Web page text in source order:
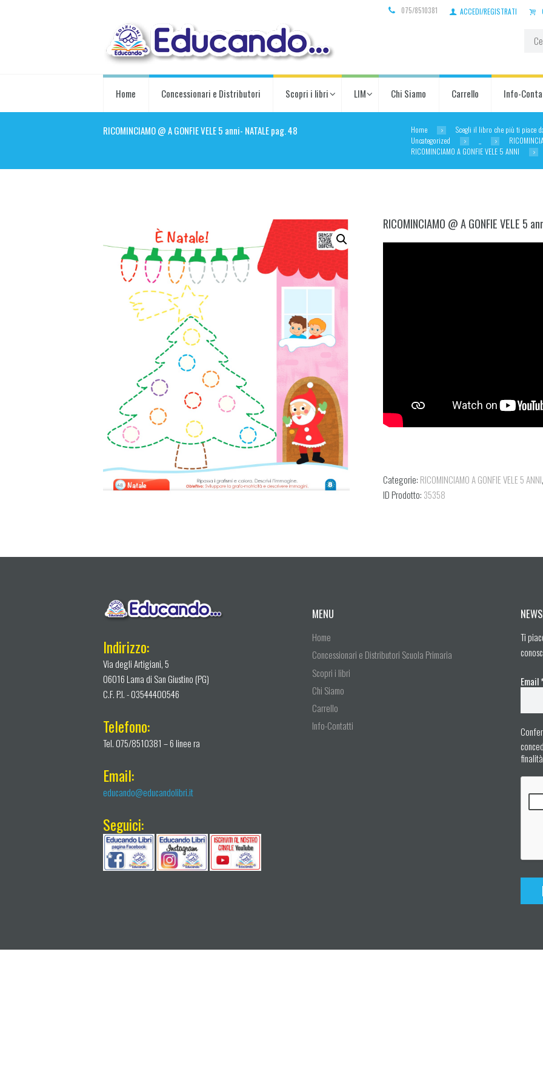
075/8510381 ACCEDI/REGISTRATI
Home Concessionari e Distributori Scopri i libri LIM Chi Siamo Carrello Info-
RICOMINCIAMO @ A GONFIE VELE 5 anni- NATALE pag. 48 Home Scegli il libro che più ti piace
Uncategorized
RICOMINCIAMO A GONFIE VELE 5 ANNI
RICOMINCIAMO @ A GONFIE VELE 5
Categorie: RICOMINCIAMO A GONFIE VELE 5 ANNI,
ID Prodotto: 35358
Indirizzo:
Via degli Artigiani, 5
06016 Lama di San Giustino (PG)
C.F. P.I. - 03544400546
Telefono:
Tel. 075/8510381 – 6 linee ra
Email:
educando@educandolibri.it
Seguici:
MENU
Home
Concessionari e Distributori Scuola Primaria
Scopri i libri
Chi Siamo
Carrello
Info-Contatti
Ti
Email